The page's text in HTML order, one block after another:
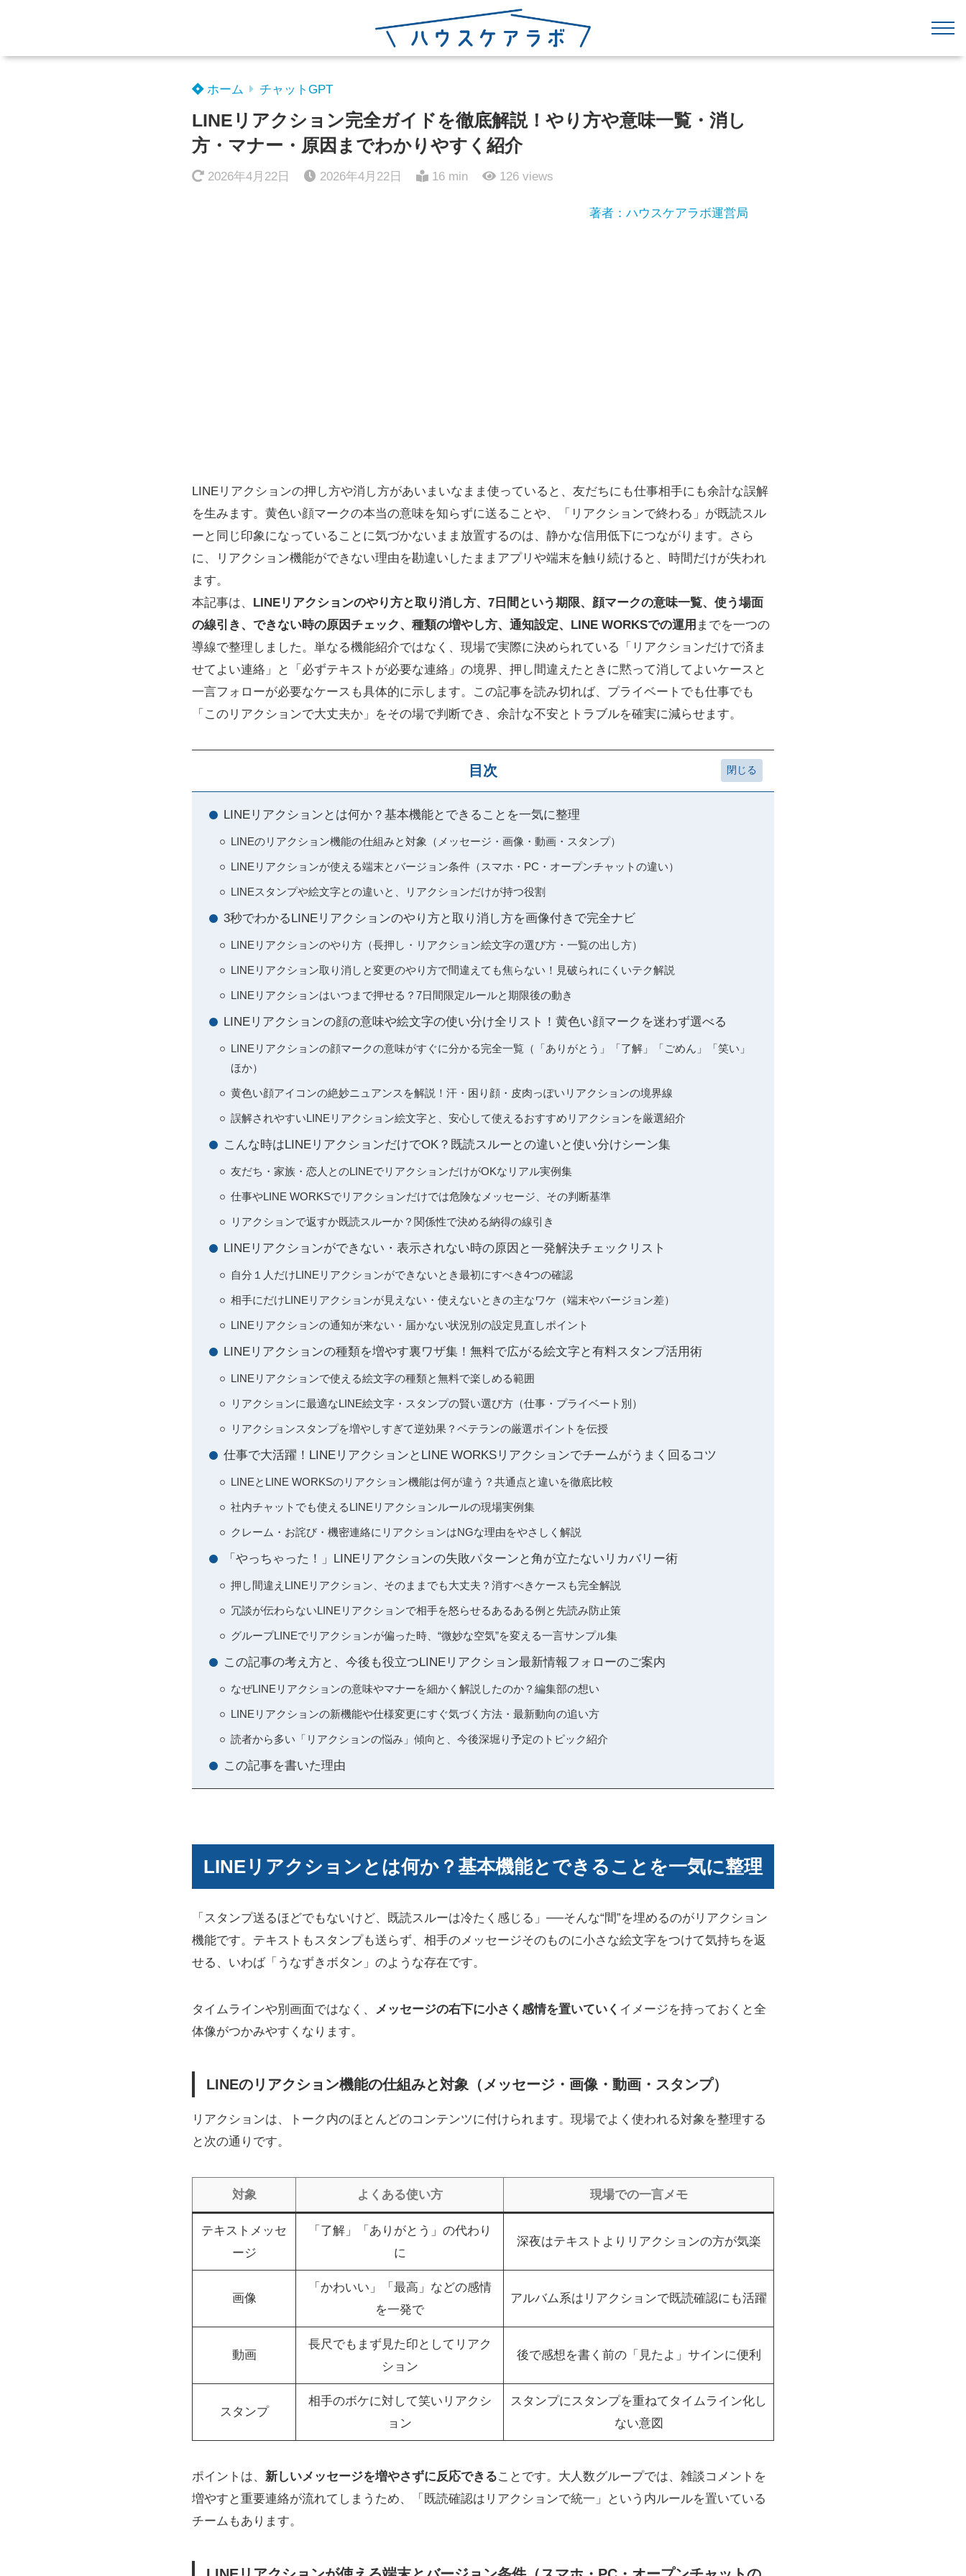
ホーム チャットGPT
LINEリアクション完全ガイドを徹底解説！やり方や意味一覧・消し
方・マナー・原因までわかりやすく紹介
2026年4月22日 2026年4月22日 16 min 126 views
著者：ハウスケアラボ運営局
LINEリアクションの押し方や消し方があいまいなまま使っていると、友だちにも仕事相手にも余計な誤解
を生みます。黄色い顔マークの本当の意味を知らずに送ることや、「リアクションで終わる」が既読スル
ーと同じ印象になっていることに気づかないまま放置するのは、静かな信用低下につながります。さら
に、リアクション機能ができない理由を勘違いしたままアプリや端末を触り続けると、時間だけが失われ
ます。
本記事は、 LINEリアクションのやり方と取り消し方、7日間という期限、顔マークの意味一覧、使う場面
の線引き、できない時の原因チェック、種類の増やし方、通知設定、LINE WORKSでの運用 までを一つの
導線で整理しました。単なる機能紹介ではなく、現場で実際に決められている「リアクションだけで済ま
せてよい連絡」と「必ずテキストが必要な連絡」の境界、押し間違えたときに黙って消してよいケースと
一言フォローが必要なケースも具体的に示します。この記事を読み切れば、プライベートでも仕事でも
「このリアクションで大丈夫か」をその場で判断でき、余計な不安とトラブルを確実に減らせます。
目次
LINEリアクションとは何か？基本機能とできることを一気に整理
LINEのリアクション機能の仕組みと対象（メッセージ・画像・動画・スタンプ）
LINEリアクションが使える端末とバージョン条件（スマホ・PC・オープンチャットの違い）
LINEスタンプや絵文字との違いと、リアクションだけが持つ役割
3秒でわかるLINEリアクションのやり方と取り消し方を画像付きで完全ナビ
LINEリアクションのやり方（長押し・リアクション絵文字の選び方・一覧の出し方）
LINEリアクション取り消しと変更のやり方で間違えても焦らない！見破られにくいテク解説
LINEリアクションはいつまで押せる？7日間限定ルールと期限後の動き
LINEリアクションの顔の意味や絵文字の使い分け全リスト！黄色い顔マークを迷わず選べる
LINEリアクションの顔マークの意味がすぐに分かる完全一覧（「ありがとう」「了解」「ごめん」「笑い」
ほか）
黄色い顔アイコンの絶妙ニュアンスを解説！汗・困り顔・皮肉っぽいリアクションの境界線
誤解されやすいLINEリアクション絵文字と、安心して使えるおすすめリアクションを厳選紹介
こんな時はLINEリアクションだけでOK？既読スルーとの違いと使い分けシーン集
友だち・家族・恋人とのLINEでリアクションだけがOKなリアル実例集
仕事やLINE WORKSでリアクションだけでは危険なメッセージ、その判断基準
リアクションで返すか既読スルーか？関係性で決める納得の線引き
LINEリアクションができない・表示されない時の原因と一発解決チェックリスト
自分１人だけLINEリアクションができないとき最初にすべき4つの確認
相手にだけLINEリアクションが見えない・使えないときの主なワケ（端末やバージョン差）
LINEリアクションの通知が来ない・届かない状況別の設定見直しポイント
LINEリアクションの種類を増やす裏ワザ集！無料で広がる絵文字と有料スタンプ活用術
LINEリアクションで使える絵文字の種類と無料で楽しめる範囲
リアクションに最適なLINE絵文字・スタンプの賢い選び方（仕事・プライベート別）
リアクションスタンプを増やしすぎて逆効果？ベテランの厳選ポイントを伝授
仕事で大活躍！LINEリアクションとLINE WORKSリアクションでチームがうまく回るコツ
LINEとLINE WORKSのリアクション機能は何が違う？共通点と違いを徹底比較
社内チャットでも使えるLINEリアクションルールの現場実例集
クレーム・お詫び・機密連絡にリアクションはNGな理由をやさしく解説
「やっちゃった！」LINEリアクションの失敗パターンと角が立たないリカバリー術
押し間違えLINEリアクション、そのままでも大丈夫？消すべきケースも完全解説
冗談が伝わらないLINEリアクションで相手を怒らせるあるある例と先読み防止策
グループLINEでリアクションが偏った時、“微妙な空気”を変える一言サンプル集
この記事の考え方と、今後も役立つLINEリアクション最新情報フォローのご案内
なぜLINEリアクションの意味やマナーを細かく解説したのか？編集部の想い
LINEリアクションの新機能や仕様変更にすぐ気づく方法・最新動向の追い方
読者から多い「リアクションの悩み」傾向と、今後深堀り予定のトピック紹介
この記事を書いた理由
LINEリアクションとは何か？基本機能とできることを一気に整理
「スタンプ送るほどでもないけど、既読スルーは冷たく感じる」──そんな“間”を埋めるのがリアクション
機能です。テキストもスタンプも送らず、相手のメッセージそのものに小さな絵文字をつけて気持ちを返
せる、いわば「うなずきボタン」のような存在です。
タイムラインや別画面ではなく、 メッセージの右下に小さく感情を置いていく イメージを持っておくと全
体像がつかみやすくなります。
LINEのリアクション機能の仕組みと対象（メッセージ・画像・動画・スタンプ）
リアクションは、トーク内のほとんどのコンテンツに付けられます。現場でよく使われる対象を整理する
と次の通りです。
対象 よくある使い方 現場での一言メモ
テキストメッセ
ージ
「了解」「ありがとう」の代わり
に
深夜はテキストよりリアクションの方が気楽
画像
「かわいい」「最高」などの感情
を一発で
アルバム系はリアクションで既読確認にも活躍
動画
長尺でもまず見た印としてリアク
ション
後で感想を書く前の「見たよ」サインに便利
スタンプ
相手のボケに対して笑いリアクシ
ョン
スタンプにスタンプを重ねてタイムライン化し
ない意図
ポイントは、 新しいメッセージを増やさずに反応できることです。大人数グループでは、雑談コメントを
増やすと重要連絡が流れてしまうため、「既読確認はリアクションで統一」という内ルールを置いている
チームもあります。